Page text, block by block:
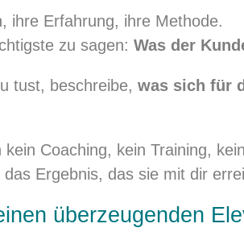
ihre Erfahrung, ihre Methode.
zu sagen: Was der
tust, beschreibe, was sich für
Coaching, kein Training,
das Ergebnis, das sie mit dir
überzeugenden